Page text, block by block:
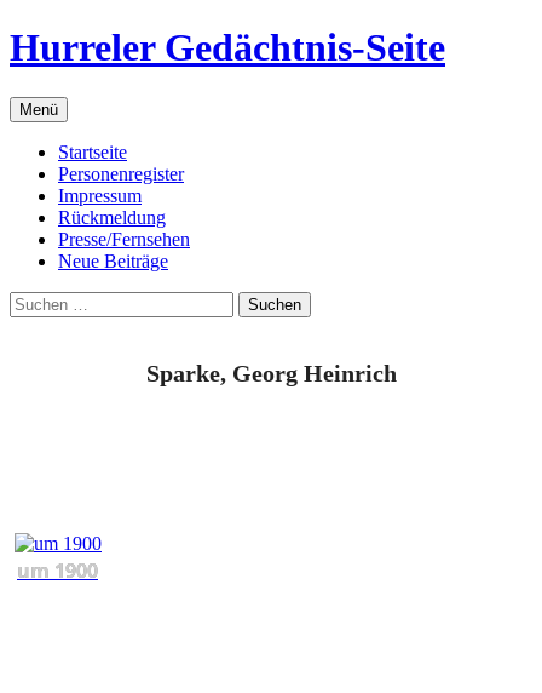
Zum
Inhalt
Hurreler Gedächtnis-Seite
Menü
Startseite
Personenregister
Impressum
Rückmeldung
Presse/Fernsehen
Neue Beiträge
Suchen
nach:
Sparke, Georg Heinrich
um 1900